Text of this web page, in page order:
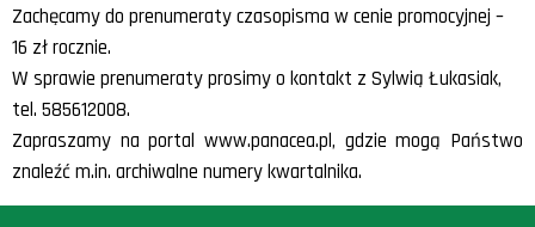
Zachęcamy do prenumeraty czasopisma w cenie promocyjnej –
16 zł rocznie.
W sprawie prenumeraty prosimy o kontakt z Sylwią Łukasiak,
tel. 585612008.
Zapraszamy na portal www.panacea.pl, gdzie mogą Państwo
znaleźć m.in. archiwalne numery kwartalnika.